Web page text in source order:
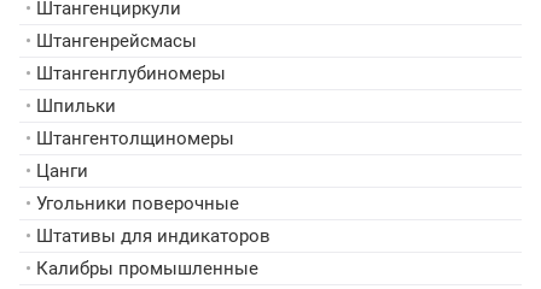
• Штангенциркули
• Штангенрейсмасы
• Штангенглубиномеры
• Шпильки
• Штангентолщиномеры
• Цанги
• Угольники поверочные
• Штативы для индикаторов
• Калибры промышленные